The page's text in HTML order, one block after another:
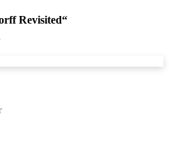
Revisited“